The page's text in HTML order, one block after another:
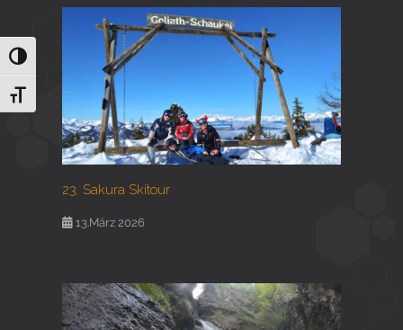
Umschalten auf hohe Kontraste
Schrift vergrößern
23. Sakura Skitour
13.März 2026